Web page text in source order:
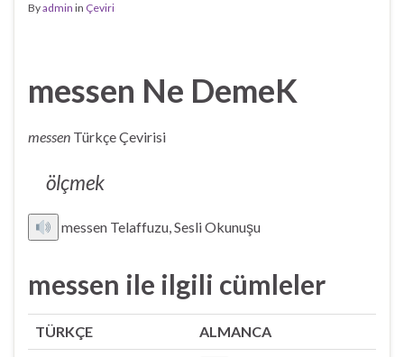
Byadmin in Çeviri
messen Ne DemeK
messen Türkçe Çevirisi
ölçmek
messen Telaffuzu, Sesli Okunuşu
messen ile ilgili cümleler
TÜRKÇE ALMANCA